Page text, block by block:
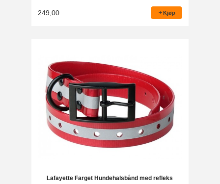
249,00 Kjøp
Lafayette Farget Hundehalsbånd med refleks